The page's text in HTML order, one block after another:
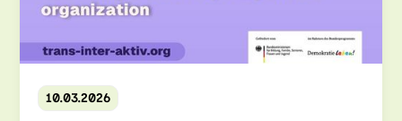
10.03.2026